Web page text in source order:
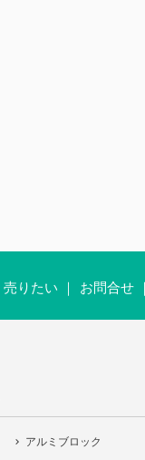
売りたい お問合せ
アルミブロック